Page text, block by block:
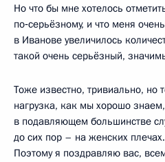
Но что бы мне хотелось
по‑серьёзному, и что меня
в Иванове увеличилось
такой очень серьёзный,
Тоже известно, тривиально, но
нагрузка, как мы хорошо
в подавляющем большинстве
до сих пор – на женских
Поэтому я поздравляю вас,